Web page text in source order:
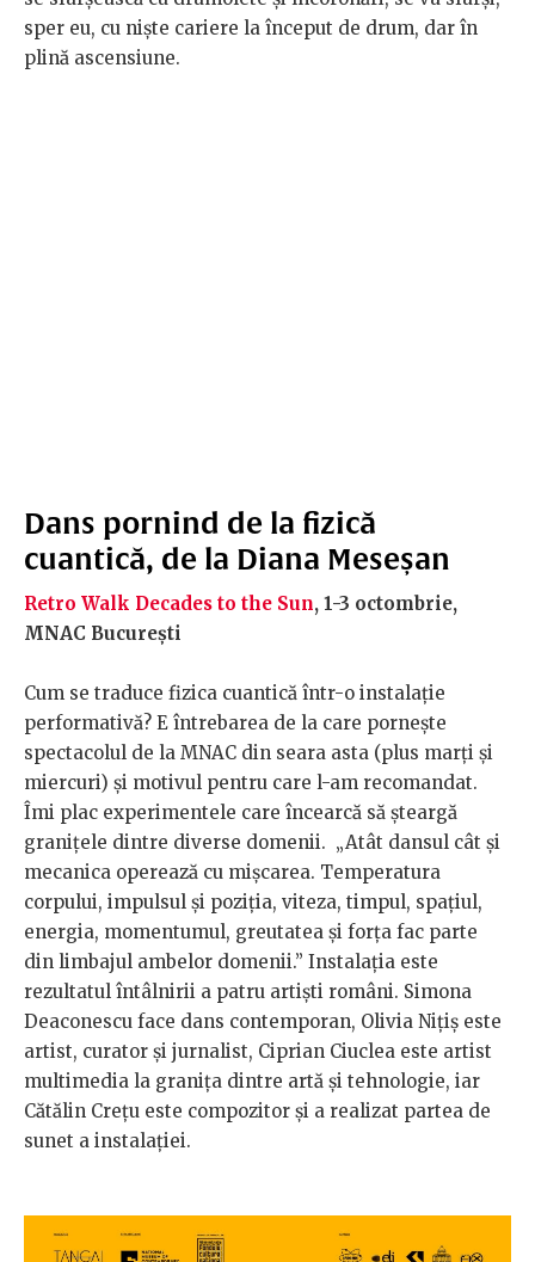
sper eu, cu niște cariere la început de drum, dar în
plină ascensiune.
Dans pornind de la fizică
cuantică, de la Diana Meseșan
Retro Walk Decades to the Sun, 1-3 octombrie,
MNAC București
Cum se traduce fizica cuantică într-o instalație
performativă? E întrebarea de la care pornește
spectacolul de la MNAC din seara asta (plus marți și
miercuri) și motivul pentru care l-am recomandat.
Îmi plac experimentele care încearcă să șteargă
granițele dintre diverse domenii. „Atât dansul cât și
mecanica operează cu mișcarea. Temperatura
corpului, impulsul și poziția, viteza, timpul, spațiul,
energia, momentumul, greutatea și forța fac parte
din limbajul ambelor domenii.” Instalația este
rezultatul întâlnirii a patru artiști români. Simona
Deaconescu face dans contemporan, Olivia Nițiș este
artist, curator și jurnalist, Ciprian Ciuclea este artist
multimedia la granița dintre artă și tehnologie, iar
Cătălin Crețu este compozitor și a realizat partea de
sunet a instalației.